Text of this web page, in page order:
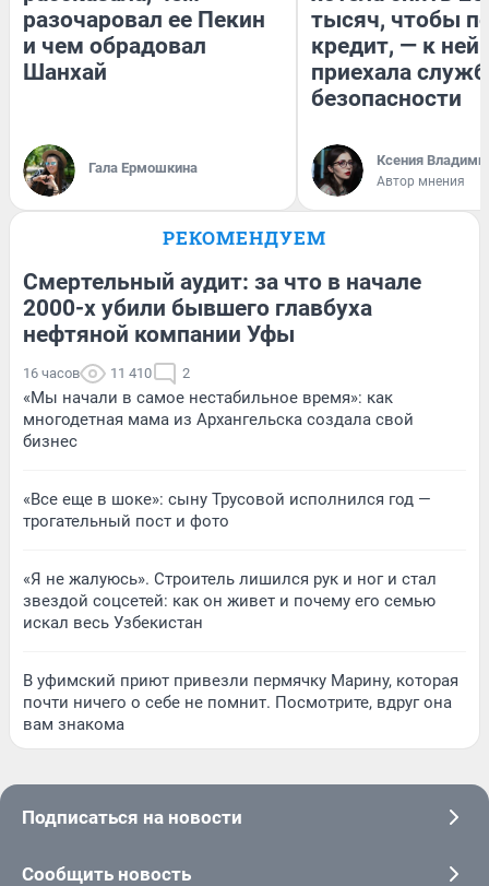
разочаровал ее Пекин
и чем обрадовал
Шанхай
Гала Ермошкина
тысяч, чтобы
кредит, — к
приехала
безопасности
Ксения
Автор мнения
РЕКОМЕНДУЕМ
Смертельный аудит: за что в начале
2000-х убили бывшего главбуха
нефтяной компании Уфы
16 часов 11 410 2
«Мы начали в самое нестабильное время»: как
многодетная мама из Архангельска создала свой
бизнес
«Все еще в шоке»: сыну Трусовой исполнился год —
трогательный пост и фото
«Я не жалуюсь». Строитель лишился рук и ног и стал
звездой соцсетей: как он живет и почему его семью
искал весь Узбекистан
В уфимский приют привезли пермячку Марину, которая
почти ничего о себе не помнит. Посмотрите, вдруг она
вам знакома
Подписаться на новости
Сообщить новость